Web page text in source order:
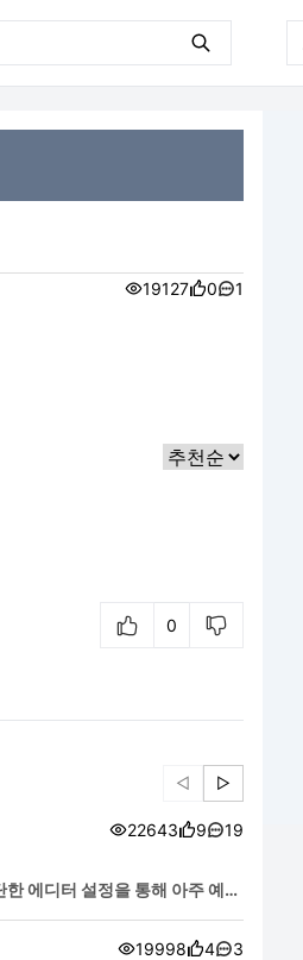
19127 0 1
0
◁ ▷
22643 9 19
에디터 설정을 통해 아주 예쁘
19998 4 3